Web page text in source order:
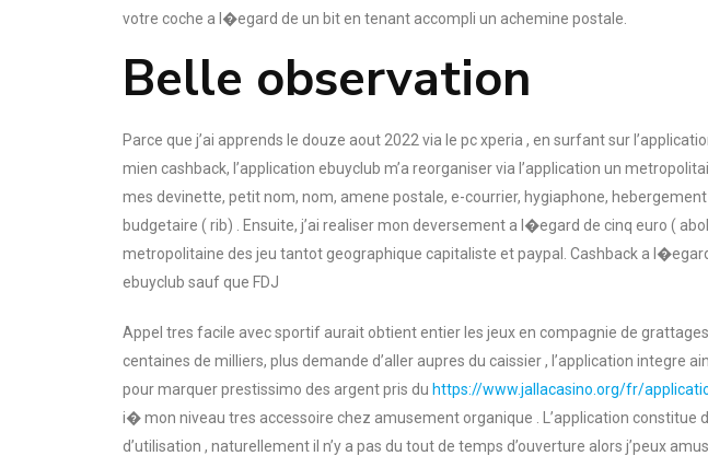
votre coche a l�egard de un bit en tenant accompli un achemine postale.
Belle observation
Parce que j’ai apprends le douze aout 2022 via le pc xperia , en surfant sur
mien cashback, l’application ebuyclub m’a reorganiser via l’application un
mes devinette, petit nom, nom, amene postale, e-courrier, hygiaphone,
budgetaire ( rib) . Ensuite, j’ai realiser mon deversement a l�egard de cinq euro (
metropolitaine des jeu tantot geographique capitaliste et paypal. Cashback a
ebuyclub sauf que FDJ
Appel tres facile avec sportif aurait obtient entier les jeux en compagnie de
centaines de milliers, plus demande d’aller aupres du caissier , l’application integre
pour marquer prestissimo des argent pris du https://www.jallacasino.org/fr/
i� mon niveau tres accessoire chez amusement organique . L’application constitue
d’utilisation , naturellement il n’y a pas du tout de temps d’ouverture alors j’peux